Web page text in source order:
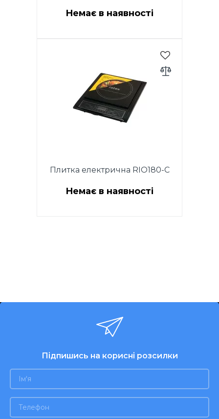
Немає в наявності
конфорка 155 мм. Регулювання
термостата. Захист від
перегріву. Індикаторне світло.
Нековзні гумові ніжки. Розмір
виробу (245X220X70 мм).
Довжина мідного шнура
живлення 0.85 м. Колір: білий.
Плитка електрична RIO180-C
Немає в наявності
Підпишись на корисні розсилки